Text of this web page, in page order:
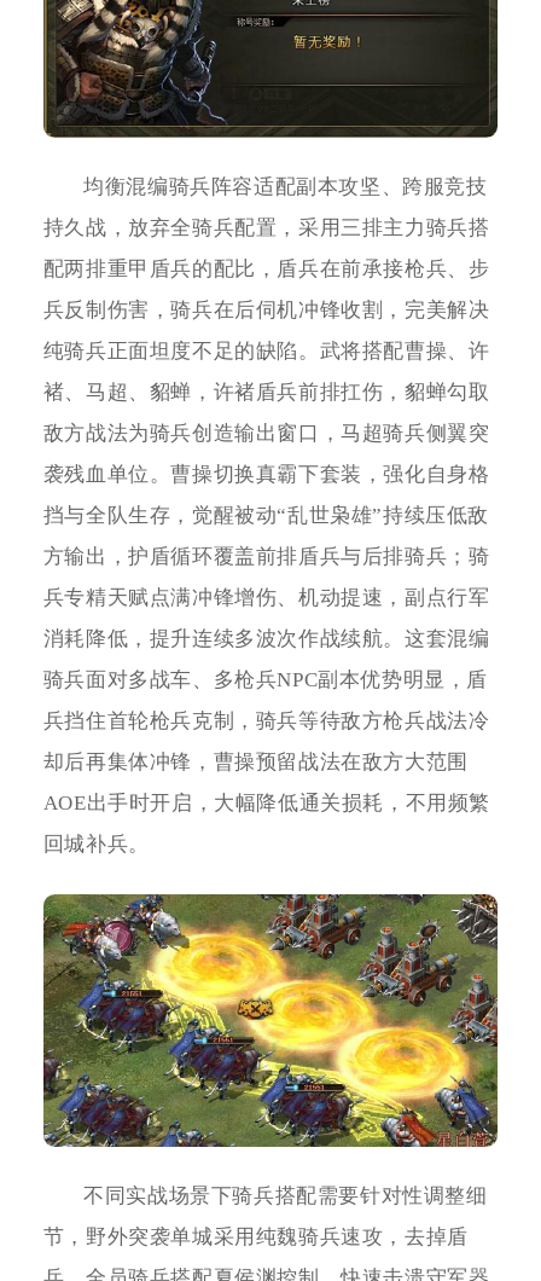
均衡混编骑兵阵容适配副本攻坚、跨服竞技
持久战，放弃全骑兵配置，采用三排主力骑兵搭
配两排重甲盾兵的配比，盾兵在前承接枪兵、步
兵反制伤害，骑兵在后伺机冲锋收割，完美解决
纯骑兵正面坦度不足的缺陷。武将搭配曹操、许
褚、马超、貂蝉，许褚盾兵前排扛伤，貂蝉勾取
敌方战法为骑兵创造输出窗口，马超骑兵侧翼突
袭残血单位。曹操切换真霸下套装，强化自身格
挡与全队生存，觉醒被动“乱世枭雄”持续压低敌
方输出，护盾循环覆盖前排盾兵与后排骑兵；骑
兵专精天赋点满冲锋增伤、机动提速，副点行军
消耗降低，提升连续多波次作战续航。这套混编
骑兵面对多战车、多枪兵NPC副本优势明显，盾
兵挡住首轮枪兵克制，骑兵等待敌方枪兵战法冷
却后再集体冲锋，曹操预留战法在敌方大范围
AOE出手时开启，大幅降低通关损耗，不用频繁
回城补兵。
不同实战场景下骑兵搭配需要针对性调整细
节，野外突袭单城采用纯魏骑兵速攻，去掉盾